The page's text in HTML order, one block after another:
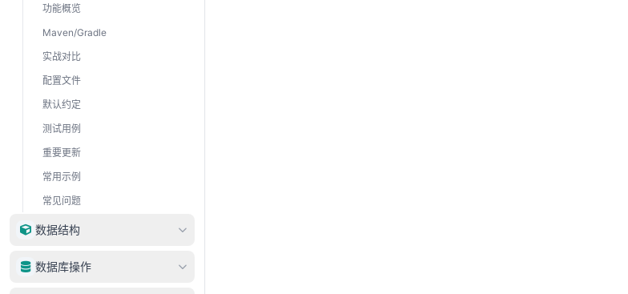
功能概览
Maven/Gradle
实战对比
配置文件
默认约定
测试用例
重要更新
常用示例
常见问题
数据结构
DataType
数据库操作